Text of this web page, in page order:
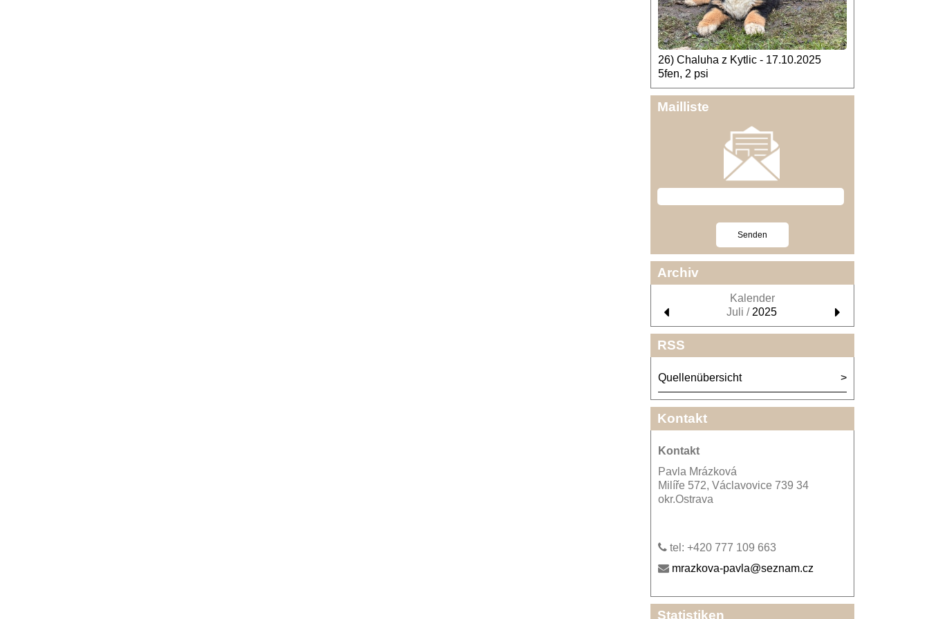
26) Chaluha z Kytlic - 17.10.2025
5fen, 2 psi
Mailliste
Archiv
Kalender
Juli / 2025
RSS
Quellenübersicht
Kontakt
Kontakt
Pavla Mrázková
Milíře 572, Václavovice 739 34
okr.Ostrava
tel: +420 777 109 663
mrazkova-pavla@seznam.cz
Statistiken